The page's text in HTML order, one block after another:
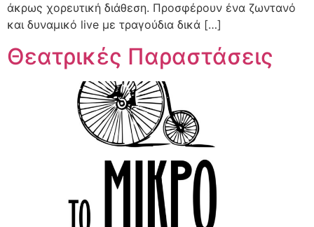
άκρως χορευτική διάθεση. Προσφέρουν ένα ζωντανό
και δυναμικό live με τραγούδια δικά […]
Θεατρικές Παραστάσεις